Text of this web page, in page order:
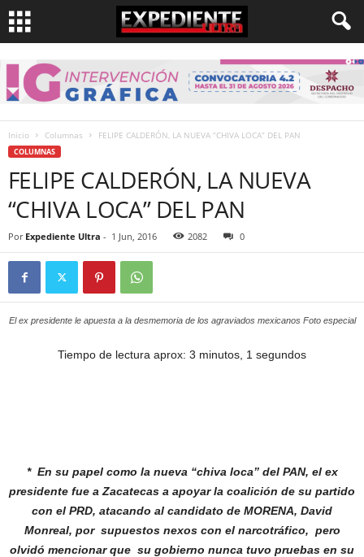
Inicio Columnas FELIPE CALDERÓN, LA NUEVA “CHIVA LOCA” DEL PAN
COLUMNAS
FELIPE CALDERÓN, LA NUEVA
“CHIVA LOCA” DEL PAN
Por Expediente Ultra - 1 Jun, 2016 2082 0
El ex presidente le apuesta a la desmemoria de los agraviados mexicanos Foto especial
Tiempo de lectura aprox: 3 minutos, 1 segundos
* En su papel como la nueva “chiva loca” del PAN, el ex
presidente fue a Zacatecas a apoyar la coalición de su partido
con el PRD, atacando al candidato de MORENA, David
Monreal, por supuestos nexos con el narcotráfico, pero
olvidó mencionar que su gobierno nunca tuvo pruebas en su